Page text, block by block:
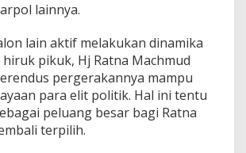
lainnya.
lain aktif melakukan dinamika
pikuk, Hj Ratna Machmud
pergerakannya mampu
para elit politik. Hal ini tentu
peluang besar bagi Ratna
terpilih.